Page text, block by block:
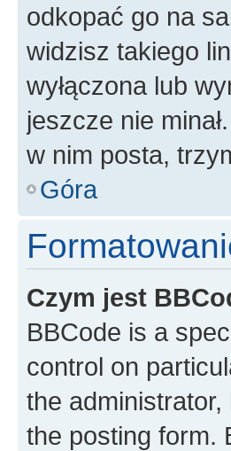
odkopać go na
widzisz takiego
wyłączona lub
jeszcze nie
w nim posta,
Góra
Czym jest
BBCode is a
control on
the
the posting form.